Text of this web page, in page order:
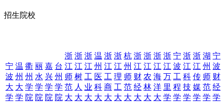
招生院校
宁
波
大
学
温
州
大
学
衢
州
学
院
丽
水
学
院
嘉
兴
学
院
台
州
学
院
浙
江
师
范
大
浙
江
树
人
大
浙
江
工
业
大
温
州
医
科
大
浙
江
工
商
大
浙
江
理
工
大
杭
州
师
范
大
浙
江
财
经
大
浙
江
农
林
大
浙
江
海
洋
大
浙
江
万
里
学
宁
波
工
程
学
浙
江
科
技
学
浙
江
传
媒
学
湖
州
师
范
学
宁
波
财
经
学